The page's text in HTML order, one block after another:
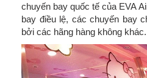
chuyến bay quốc tế của EVA
bay điều lệ, các chuyến bay
bởi các hãng hàng không khác.